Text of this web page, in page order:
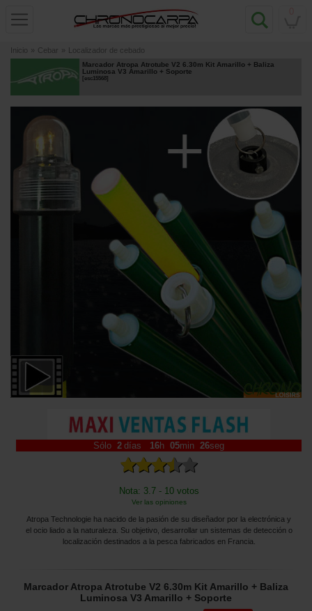
Inicio » Cebar » Localizador de cebado
Marcador Atropa Atrotube V2 6.30m Kit Amarillo + Baliza
Luminosa V3 Amarillo + Soporte
[esc15568]
Sólo 2 días 16h 05min 25seg
Nota: 3.7 - 10 votos
Ver las opiniones
Atropa Technologie ha nacido de la pasión de su diseñador por la electrónica y
el ocio liado a la naturaleza. Su objetivo, desarrollar un sistemas de detección o
localización destinados a la pesca fabricados en Francia.
Marcador Atropa Atrotube V2 6.30m Kit Amarillo + Baliza
Luminosa V3 Amarillo + Soporte